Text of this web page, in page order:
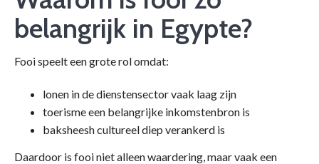
belangrijk in Egypte?
Fooi speelt een grote rol omdat:
lonen in de dienstensector vaak laag zijn
toerisme een belangrijke inkomstenbron is
baksheesh cultureel diep verankerd is
Daardoor is fooi niet alleen waardering, maar vaak een